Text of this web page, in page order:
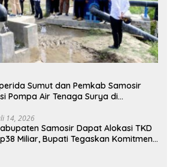
Sumut dan Pemkab Samosir
Pompa Air Tenaga Surya di
14, 2026
Samosir Dapat Alokasi TKD
Miliar, Bupati Tegaskan Komitmen